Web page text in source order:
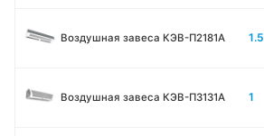
Воздушная завеса КЭВ-П2181A 1.5
Воздушная завеса КЭВ-П3131A 1